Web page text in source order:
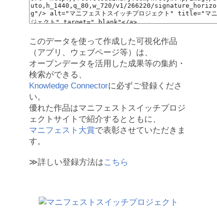
このデータを使って作成した可視化作品
（アプリ、ウェブページ等）は、
オープンデータを活用した成果等の集約・
検索ができる、
Knowledge Connectorに必ずご登録くださ
い。
優れた作品はマニフェストスイッチプロジ
ェクトサイトで紹介するとともに、
マニフェスト大賞で表彰させていただきま
す。
≫詳しい登録方法はこちら